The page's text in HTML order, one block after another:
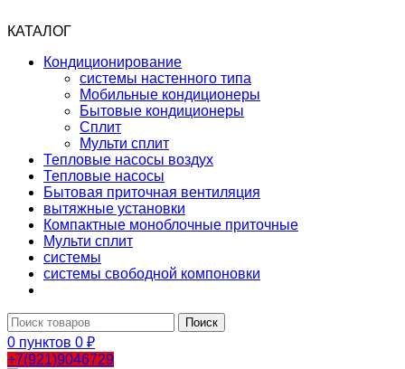
КАТАЛОГ
Кондиционирование
системы настенного типа
Мобильные кондиционеры
Бытовые кондиционеры
Сплит
Мульти сплит
Тепловые насосы воздух
Тепловые насосы
Бытовая приточная вентиляция
вытяжные установки
Компактные моноблочные приточные
Мульти сплит
системы
системы свободной компоновки
Поиск
0 пунктов 0 ₽
+7(921)9046729